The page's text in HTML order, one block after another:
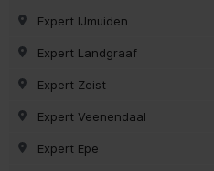
Expert IJmuiden
Expert Landgraaf
Expert Zeist
Expert Veenendaal
Expert Epe